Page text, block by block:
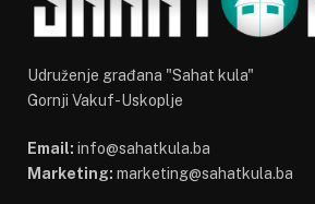
Udruženje građana "Sahat kula"
Gornji Vakuf-Uskoplje
Email: info@sahatkula.ba
Marketing: marketing@sahatkula.ba